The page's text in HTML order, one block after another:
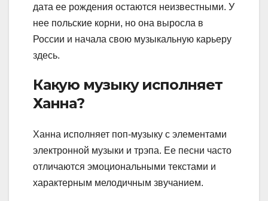
дата ее рождения остаются неизвестными. У
нее польские корни, но она выросла в
России и начала свою музыкальную карьеру
здесь.
Какую музыку исполняет
Ханна?
Ханна исполняет поп-музыку с элементами
электронной музыки и трэпа. Ее песни часто
отличаются эмоциональными текстами и
характерным мелодичным звучанием.